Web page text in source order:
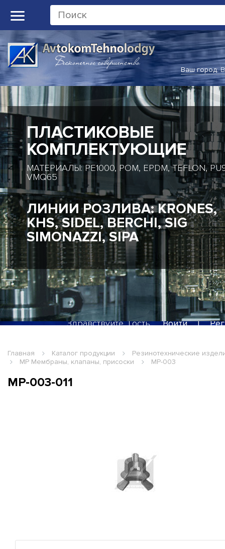
Ваш город:
ПЛАСТИКОВЫЕ
КОМПЛЕКТУЮЩИЕ
МАТЕРИАЛЫ: PE1000, POM, EPDM, TEFLON,
VMQ65
ЛИНИИ РОЗЛИВА: KRONES,
KHS, SIDEL, BERCHI, SIG
SIMONAZZI, SIPA
Здравствуйте, Гость Войти|
Главная Каталог продукции
Резинотехнические
MP Мембраны, клапаны, присоски
MP-003
MP-003-011